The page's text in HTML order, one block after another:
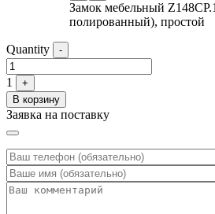
Замок мебельный
полированный), простой
Quantity -
1
+
В корзину
Заявка на поставку